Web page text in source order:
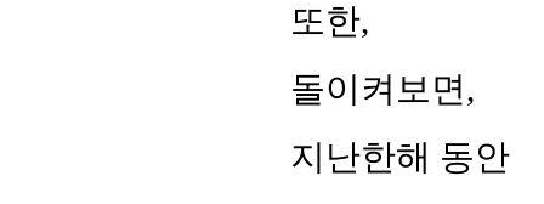
또한,
돌이켜보면,
지난한해 동안